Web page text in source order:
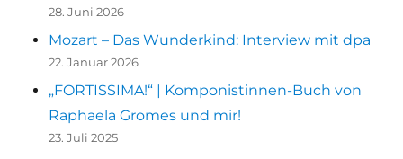
28. Juni 2026
Mozart – Das Wunderkind: Interview mit dpa
22. Januar 2026
„FORTISSIMA!“ | Komponistinnen-Buch von
Raphaela Gromes und mir!
23. Juli 2025